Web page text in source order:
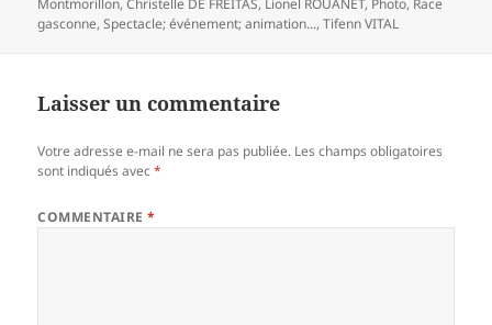
gasconne,Spectacle; événement; animation...,Tifenn VITAL
Laisser un commentaire
Votre adresse e-mail ne sera pas publiée. Les champs obligatoires
sont indiqués avec*
COMMENTAIRE*